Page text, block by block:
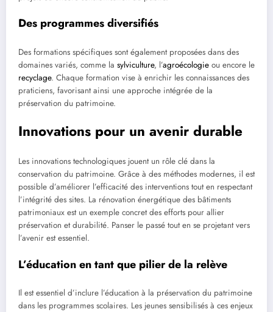
Des programmes diversifiés
Des formations spécifiques sont également proposées dans des
domaines variés, comme la sylviculture, l’agroécologie ou encore le
recyclage. Chaque formation vise à enrichir les connaissances des
praticiens, favorisant ainsi une approche intégrée de la
préservation du patrimoine.
Innovations pour un avenir durable
Les innovations technologiques jouent un rôle clé dans la
conservation du patrimoine. Grâce à des méthodes modernes, il est
possible d’améliorer l’efficacité des interventions tout en respectant
l’intégrité des sites. La rénovation énergétique des bâtiments
patrimoniaux est un exemple concret des efforts pour allier
préservation et durabilité. Panser le passé tout en se projetant vers
l’avenir est essentiel.
L’éducation en tant que pilier de la relève
Il est essentiel d’inclure l’éducation à la préservation du patrimoine
dans les programmes scolaires. Les jeunes sensibilisés à ces enjeux